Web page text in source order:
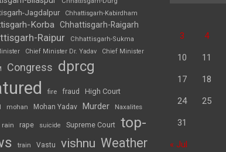
Jagdalpur Chhattisgarh-Kabirdham
Korba Chhattisgarh-Raigarh
Raipur
Chhattisgarh-Sukma
Chief Minister Dr. Yadav Chief Minister
Congress dprcg
fire fraud High Court
mohan Mohan Yadav Murder Naxalites
rain rape suicide Supreme Court top-
train Vastu vishnu Weather
3 4
10 11
17 18
24 25
31
« Jul